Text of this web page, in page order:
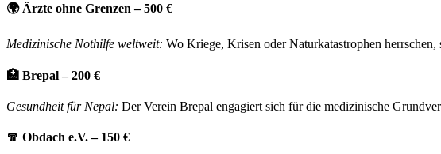
🌍 Ärzte ohne Grenzen – 500 €
Medizinische Nothilfe weltweit: Wo Kriege, Krisen oder Naturkatastrophen
🏥 Brepal – 200 €
Gesundheit für Nepal: Der Verein Brepal engagiert sich für die medizinische
🧣 Obdach e.V. – 150 €